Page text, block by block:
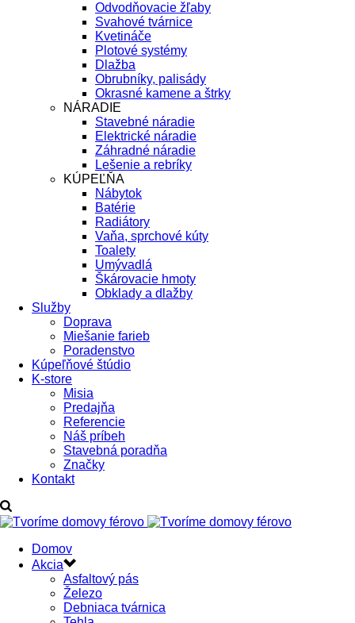
Odvodňovacie žľaby
Svahové tvárnice
Kvetináče
Plotové systémy
Dlažba
Obrubníky, palisády
Okrasné kamene a štrky
NÁRADIE
Stavebné náradie
Elektrické náradie
Záhradné náradie
Lešenie a rebríky
KÚPEĽŇA
Nábytok
Batérie
Radiátory
Vaňa, sprchové kúty
Toalety
Umývadlá
Škárovacie hmoty
Obklady a dlažby
Služby
Doprava
Miešanie farieb
Poradenstvo
Kúpeľňové štúdio
K-store
Misia
Predajňa
Referencie
Náš príbeh
Stavebná poradňa
Značky
Kontakt
Domov
Akcia
Asfaltový pás
Železo
Debniaca tvárnica